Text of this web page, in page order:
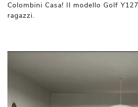
Colombini Casa! Il modello Golf
ragazzi.